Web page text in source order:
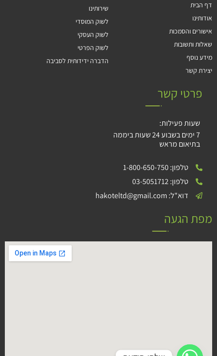
דף הבית
אודותינו
אישורים והסמכות
שאלות ותשובות
מידע נוסף
יצירת קשר
שירותינו
לשוק המוסדי
לשוק העסקי
לשוק הפרטי
הדברה ידידותית לסביבה
פרטי קשר
שעות פעילות:
7 ימים בשבוע 24 שעות ביממה
בתיאום מראש
טלפון: 1-800-650-750
טלפון: 03-5051712
דוא"ל: hakoteltd@gmail.com
מפת הגעה